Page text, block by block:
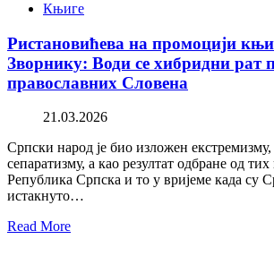
Књиге
Ристановићева на промоцији
Зворнику: Води се хибридни рат
православних Словена
21.03.2026
Српски народ је био изложен
сепаратизму, а као резултат одбране од тих
Република Српска и то у вријеме када су
истакнуто…
Read More